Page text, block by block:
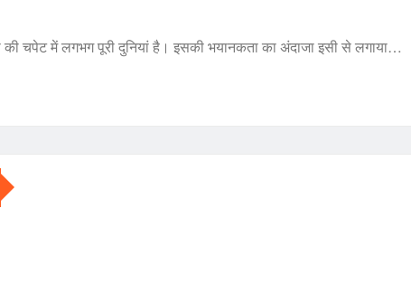
चपेट में लगभग पूरी दुनियां है। इसकी भयानकता का अंदाजा इसी से लगाया…